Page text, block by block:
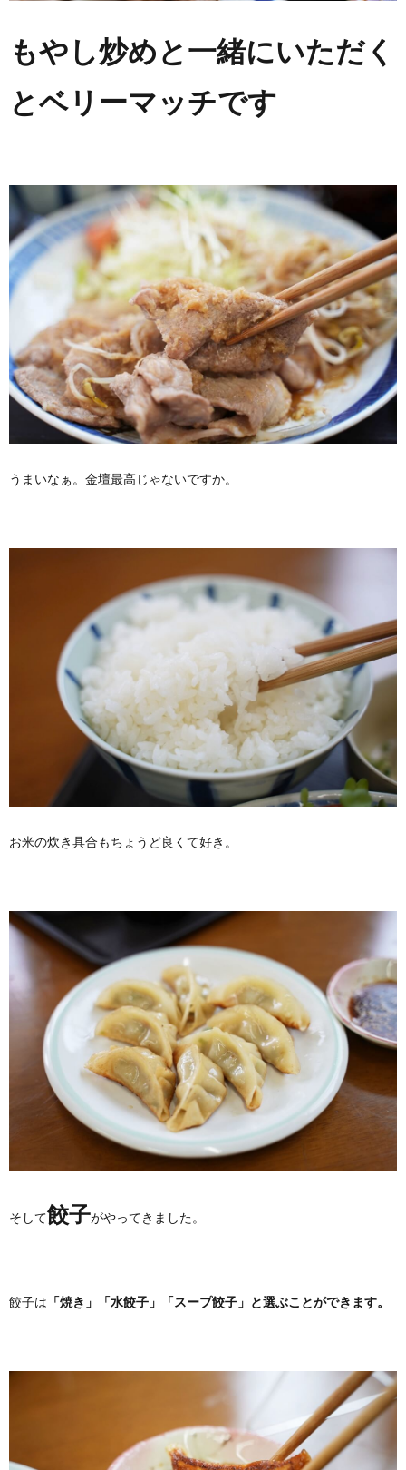
もやし炒めと一緒にいただく
とベリーマッチです
うまいなぁ。金壇最高じゃないですか。
お米の炊き具合もちょうど良くて好き。
そして餃子がやってきました。
餃子は 「焼き」「水餃子」「スープ餃子」と選ぶことができます。